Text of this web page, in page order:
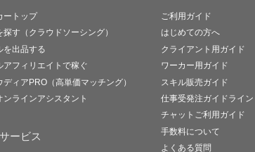
ートップ
探す（クラウドソーシング）
を出品する
アフィリエイトで稼ぐ
ディアPRO（高単価マッチング）
ンラインアシスタント
ービス
ご利用ガイド
はじめての方へ
クライアント用ガイド
ワーカー用ガイド
スキル販売ガイド
仕事受発注ガイドライン
チャットご利用ガイド
手数料について
よくある質問